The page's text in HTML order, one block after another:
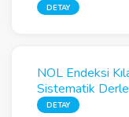
DETAY
NOL Endeksi
Sistematik
DETAY